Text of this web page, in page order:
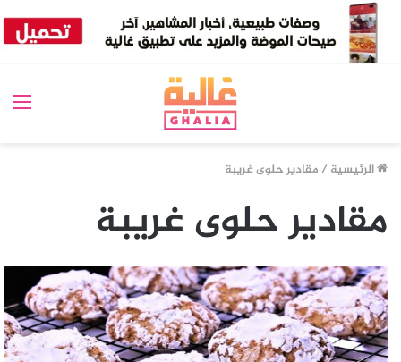
الرئيسية / مقادير حلوى غريبة
مقادير حلوى غريبة